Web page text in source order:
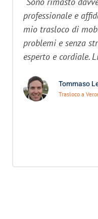
professionale e
mio trasloco di
problemi e senza
esperto e cordiale.
Tommaso
Trasloco a